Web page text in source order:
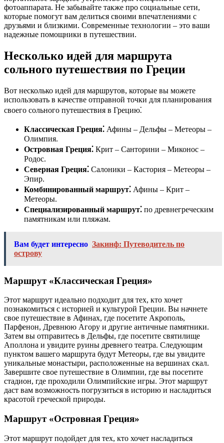
фотоаппарата. Не забывайте также про социальные сети,
которые помогут вам делиться своими впечатлениями с
друзьями и близкими. Современные технологии – это ваши
надежные помощники в путешествии.
Несколько идей для маршрута
сольного путешествия по Греции
Вот несколько идей для маршрутов, которые вы можете
использовать в качестве отправной точки для планирования
своего сольного путешествия в Грецию⁚
Классическая Греция⁚ Афины – Дельфы – Метеоры –
Олимпия.
Островная Греция⁚ Крит – Санторини – Миконос –
Родос.
Северная Греция⁚ Салоники – Кастория – Метеоры –
Эпир.
Комбинированный маршрут⁚ Афины – Крит –
Метеоры.
Специализированный маршрут⁚ по древнегреческим
памятникам или пляжам.
Вам будет интересно Закинф: Путеводитель по
острову
Маршрут «Классическая Греция»
Этот маршрут идеально подходит для тех, кто хочет
познакомиться с историей и культурой Греции. Вы начнете
свое путешествие в Афинах, где посетите Акрополь,
Парфенон, Древнюю Агору и другие античные памятники.
Затем вы отправитесь в Дельфы, где посетите святилище
Аполлона и увидите руины древнего театра. Следующим
пунктом вашего маршрута будут Метеоры, где вы увидите
уникальные монастыри, расположенные на вершинах скал.
Завершите свое путешествие в Олимпии, где вы посетите
стадион, где проходили Олимпийские игры. Этот маршрут
даст вам возможность погрузиться в историю и насладиться
красотой греческой природы.
Маршрут «Островная Греция»
Этот маршрут подойдет для тех, кто хочет насладиться